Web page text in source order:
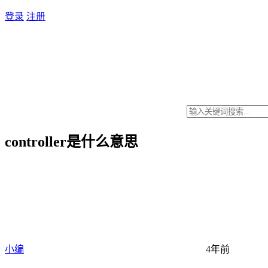
登录 注册
controller是什么意思
小编 4年前